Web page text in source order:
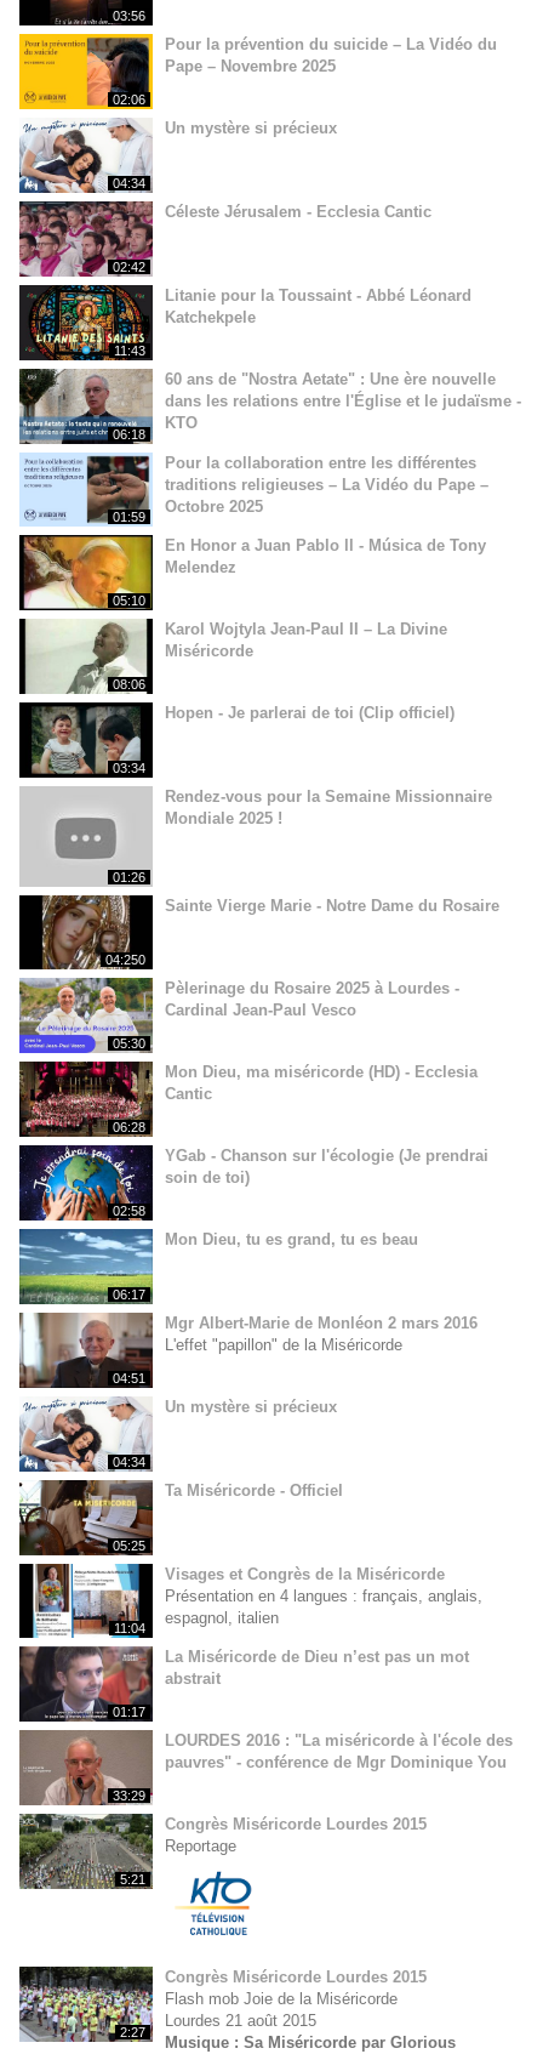
03:56
02:06
Pour la prévention du suicide – La Vidéo du
Pape – Novembre 2025
04:34
Un mystère si précieux
02:42
Céleste Jérusalem - Ecclesia Cantic
11:43
Litanie pour la Toussaint - Abbé Léonard
Katchekpele
06:18
60 ans de "Nostra Aetate" : Une ère nouvelle
dans les relations entre l'Église et le judaïsme -
KTO
01:59
Pour la collaboration entre les différentes
traditions religieuses – La Vidéo du Pape –
Octobre 2025
05:10
En Honor a Juan Pablo ll - Música de Tony
Melendez
08:06
Karol Wojtyla Jean-Paul II – La Divine
Miséricorde
03:34
Hopen - Je parlerai de toi (Clip officiel)
01:26
Rendez-vous pour la Semaine Missionnaire
Mondiale 2025 !
04:250
Sainte Vierge Marie - Notre Dame du Rosaire
05:30
Pèlerinage du Rosaire 2025 à Lourdes -
Cardinal Jean-Paul Vesco
06:28
Mon Dieu, ma miséricorde (HD) - Ecclesia
Cantic
02:58
YGab - Chanson sur l'écologie (Je prendrai
soin de toi)
06:17
Mon Dieu, tu es grand, tu es beau
04:51
Mgr Albert-Marie de Monléon 2 mars 2016
L'effet "papillon" de la Miséricorde
04:34
Un mystère si précieux
05:25
Ta Miséricorde - Officiel
11:04
Visages et Congrès de la Miséricorde
Présentation en 4 langues : français, anglais,
espagnol, italien
01:17
La Miséricorde de Dieu n’est pas un mot
abstrait
33:29
LOURDES 2016 : "La miséricorde à l'école des
pauvres" - conférence de Mgr Dominique You
5:21
Congrès Miséricorde Lourdes 2015
Reportage
2:27
Congrès Miséricorde Lourdes 2015
Flash mob Joie de la Miséricorde
Lourdes 21 août 2015
Musique : Sa Miséricorde par Glorious